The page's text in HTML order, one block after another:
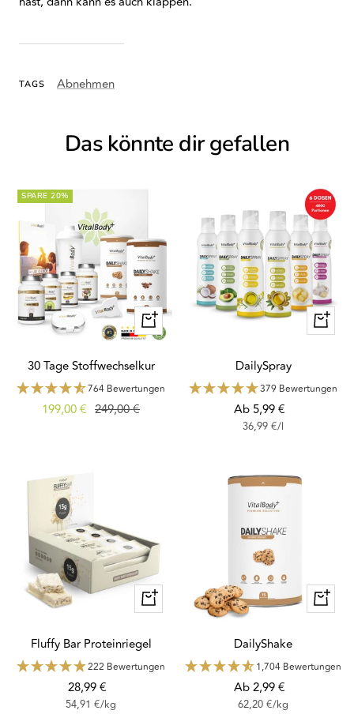
TAGS Abnehmen
Das könnte dir gefallen
SPARE 20%
Schnellansicht
30 Tage Stoffwechselkur
764 Bewertungen
Angebotspreis
199,00 € Regulärer
249,00 €
DailySpray
379 Bewertungen
Angebotspreis
Ab 5,99 €
36,99 €/l
Schnellansicht
Fluffy Bar Proteinriegel
222 Bewertungen
Angebotspreis
28,99 €
54,91 €/kg
DailyShake
1,704 Bewertungen
Angebotspreis
Ab 2,99 €
62,20 €/kg